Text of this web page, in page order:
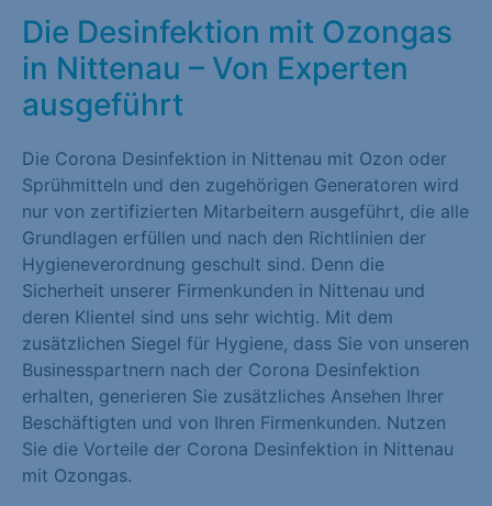
Die Desinfektion mit Ozongas
in Nittenau – Von Experten
ausgeführt
Die Corona Desinfektion in Nittenau mit Ozon oder
Sprühmitteln und den zugehörigen Generatoren wird
nur von zertifizierten Mitarbeitern ausgeführt, die alle
Grundlagen erfüllen und nach den Richtlinien der
Hygieneverordnung geschult sind. Denn die
Sicherheit unserer Firmenkunden in Nittenau und
deren Klientel sind uns sehr wichtig. Mit dem
zusätzlichen Siegel für Hygiene, dass Sie von unseren
Businesspartnern nach der Corona Desinfektion
erhalten, generieren Sie zusätzliches Ansehen Ihrer
Beschäftigten und von Ihren Firmenkunden. Nutzen
Sie die Vorteile der Corona Desinfektion in Nittenau
mit Ozongas.